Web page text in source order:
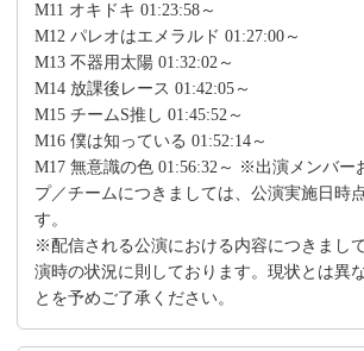
M11 オキドキ 01:23:58～
M12 パレオはエメラルド 01:27:00～
M13 不器用太陽 01:32:02～
M14 放課後レース 01:42:05～
M15 チームS推し 01:45:52～
M16 僕は知っている 01:52:14～
M17 無意識の色 01:56:32～ ※出演メンバー
プ／チームにつきましては、公演実施日時
す。
※配信される公演における内容につきまし
演時の状況に則しております。現状とは異
とを予めご了承ください。